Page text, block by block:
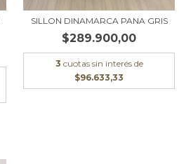
SILLON DINAMARCA PANA GRIS
$289.900,00
3 cuotas sin interés de
$96.633,33